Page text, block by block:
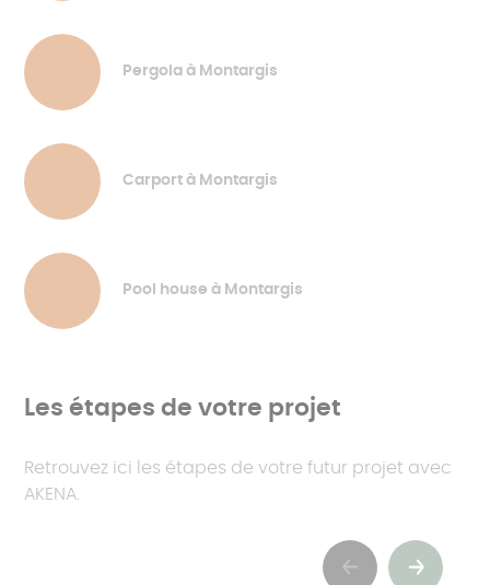
Pergola à Montargis
Carport à Montargis
Pool house à Montargis
Les étapes de votre projet
Retrouvez ici les étapes de votre futur projet avec
AKENA.
PreviousSuivant